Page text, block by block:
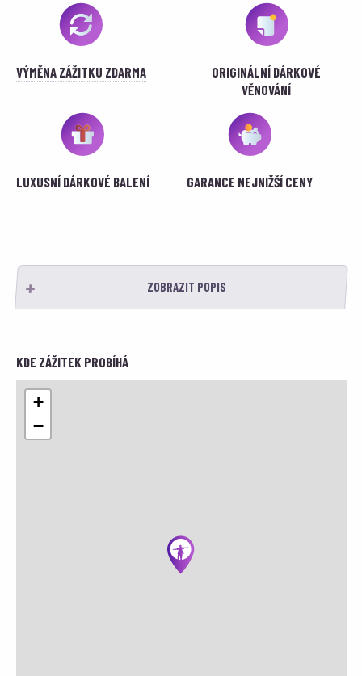
VÝMĚNA ZÁŽITKU ZDARMA
ORIGINÁLNÍ DÁRKOVÉ
VĚNOVÁNÍ
LUXUSNÍ DÁRKOVÉ BALENÍ GARANCE NEJNIŽŠÍ CENY
ZOBRAZIT POPIS
KDE ZÁŽITEK PROBÍHÁ
+
−